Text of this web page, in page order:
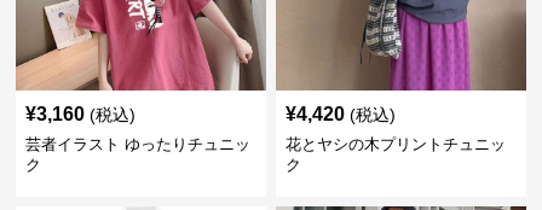
¥3,160 (税込)
芸者イラスト ゆったりチュニッ
ク
¥4,420 (税込)
花とヤシの木プリントチュニッ
ク